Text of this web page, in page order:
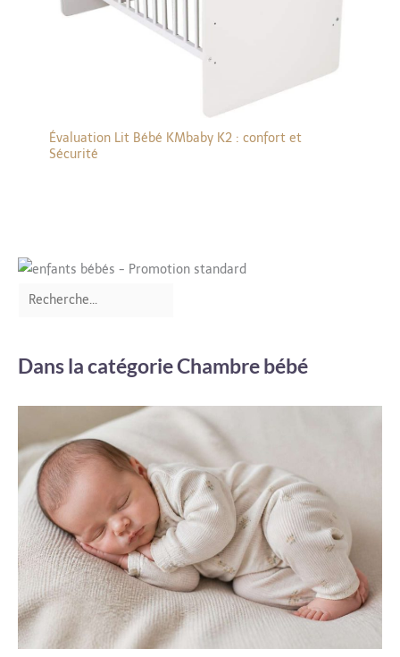
Évaluation Lit Bébé KMbaby K2 : confort et
Sécurité
Dans la catégorie Chambre bébé